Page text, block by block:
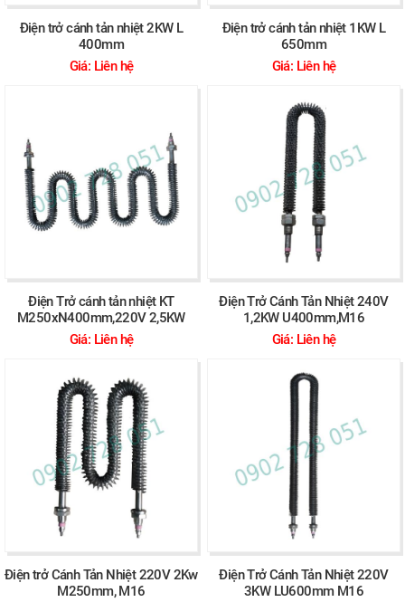
Điện trở cánh tản nhiệt 2KW L
400mm
Giá: Liên hệ
Điện trở cánh tản nhiệt 1KW L
650mm
Giá: Liên hệ
Điện Trở cánh tản nhiệt KT
M250xN400mm,220V 2,5KW
Giá: Liên hệ
Điện Trở Cánh Tản Nhiệt 240V
1,2KW U400mm,M16
Giá: Liên hệ
Điện trở Cánh Tản Nhiệt 220V 2Kw
M250mm, M16
Điện Trở Cánh Tản Nhiệt 220V
3KW LU600mm M16